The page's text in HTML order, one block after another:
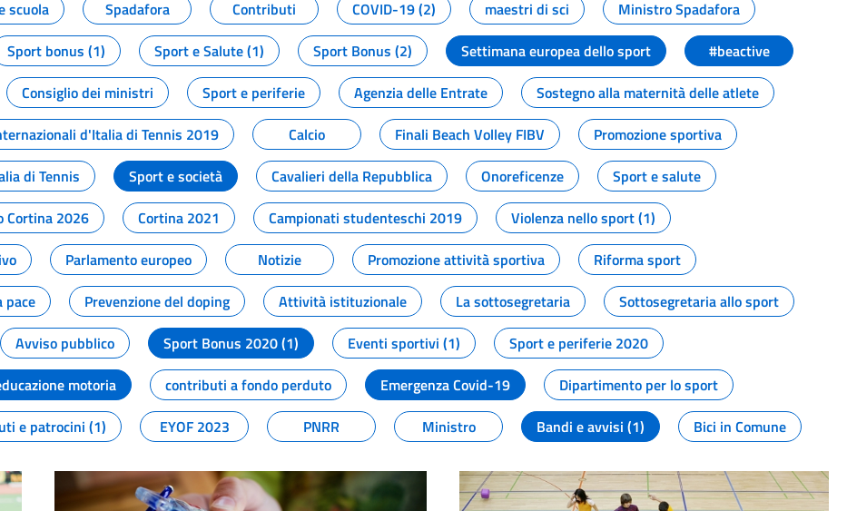
scuola Spadafora Contributi COVID-19 (2) maestri di sci
Ministro Spadafora
Sport bonus (1) Sport e Salute (1) Sport Bonus (2) Settimana europea dello sport
#beactive
Consiglio dei ministri Sport e periferie Agenzia delle Entrate
Sostegno alla maternità delle atlete
d'Italia di Tennis 2019 Calcio Finali Beach Volley FIBV
Promozione sportiva
di Tennis Sport e società Cavalieri della Repubblica Onoreficenze
Sport e salute
Cortina 2026 Cortina 2021 Campionati studenteschi 2019
Violenza nello sport (1)
Parlamento europeo Notizie Promozione attività sportiva
Riforma sport
pace
Prevenzione del doping Attività istituzionale La sottosegretaria
Sottosegretaria allo sport
Avviso pubblico Sport Bonus 2020 (1) Eventi sportivi (1)
Sport e periferie 2020
motoria contributi a fondo perduto Emergenza Covid-19
Dipartimento per lo sport
e patrocini (1) EYOF 2023 PNRR Ministro Bandi e avvisi (1) Bici in Comune